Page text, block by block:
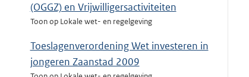
(OGGZ) en Vrijwilligersactiviteiten
Toon op Lokale wet- en regelgeving
Toeslagenverordening Wet investeren in
jongeren Zaanstad 2009